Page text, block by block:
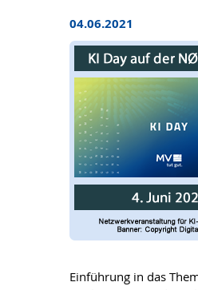
04.06.2021
Einführung in das